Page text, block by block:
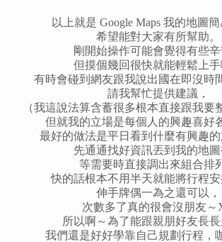
以上就是 Google Maps 我的地圖簡
希望能對大家有所幫助。
剛開始操作可能會覺得有些辛
但摸個幾回很快就能輕鬆上手
有時會碰到網友跟我說出國在即沒時
請我幫忙提供建議，
（我這說法算含蓄很多根本直接跟我要
但就我的立場是每個人的興趣喜好
最好的做法是平日看到什麼有興趣
先通通找好資訊丟到我的地圖
等需要時直接調出來組合排
快的話根本不用半天就能將行程安
伸手牌偶一為之還可以，
次數多了真的很會沒朋友～
所以啊～為了能跟親朋好友長長
我們還是好好學靠自己規劃行程，